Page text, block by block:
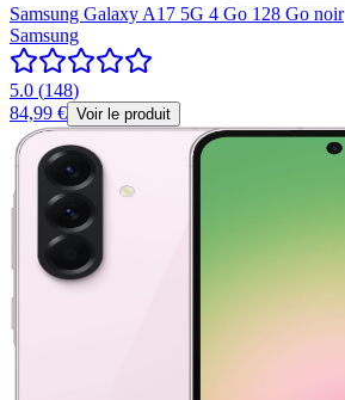
Samsung Galaxy A17 5G 4 Go 128 Go noir
Samsung
5.0 (148)
84,99 € Voir le produit